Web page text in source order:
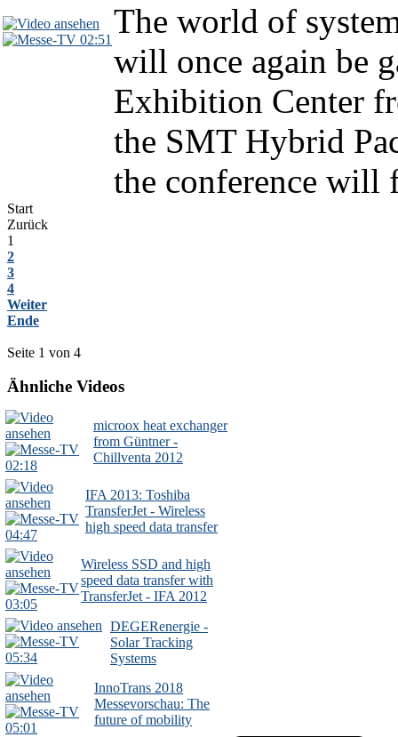
02:51 The world of
will once again be
Exhibition Center
the SMT Hybrid
the conference will
Start
Zurück
1
2
3
4
Weiter
Ende
Seite 1 von 4
Ähnliche Videos
02:18
microox heat exchanger
from Güntner -
Chillventa 2012
04:47
IFA 2013: Toshiba
TransferJet - Wireless
high speed data transfer
03:05
Wireless SSD and high
speed data transfer with
TransferJet - IFA 2012
05:34
DEGERenergie -
Solar Tracking
Systems
05:01
InnoTrans 2018
Messevorschau: The
future of mobility